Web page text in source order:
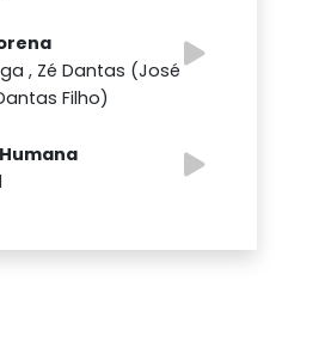
, Zé Dantas (José
Filho)